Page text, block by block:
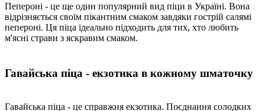
Пепероні - це ще один популярний вид піци в Україні. Вона
відрізняється своїм пікантним смаком завдяки гострій салямі
пепероні. Ця піца ідеально підходить для тих, хто любить
м'ясні страви з яскравим смаком.
Гавайська піца - екзотика в кожному шматочку
Гавайська піца - це справжня екзотика. Поєднання солодких